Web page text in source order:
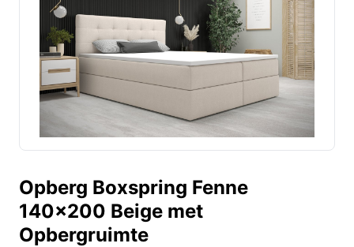
Opberg Boxspring Fenne
140x200 Beige met
Opbergruimte